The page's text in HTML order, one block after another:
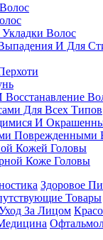
Волос
И Для
Для Всех Типов
И
Поврежденными
Кожей Головы
Коже Головы
Здоровое
Товары
За Лицом